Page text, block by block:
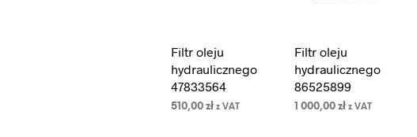
Filtr oleju
hydraulicznego
47833564
510,00 zł z VAT
Filtr oleju
hydraulicznego
86525899
1 000,00 zł z VAT